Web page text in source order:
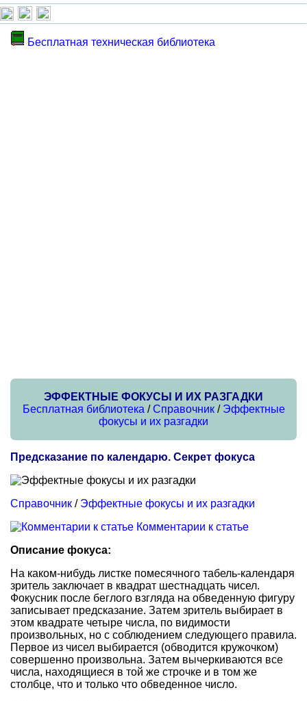
Бесплатная техническая библиотека
ЭФФЕКТНЫЕ ФОКУСЫ И ИХ РАЗГАДКИ
Бесплатная библиотека /Справочник/ Эффектные
фокусы и их разгадки
Предсказание по календарю. Секрет фокуса
Справочник / Эффектные фокусы и их разгадки
Комментарии к статье
Описание фокуса:
На каком-нибудь листке помесячного табель-календаря
зритель заключает в квадрат шестнадцать чисел.
Фокусник после беглого взгляда на обведенную фигуру
записывает предсказание. Затем зритель выбирает в
этом квадрате четыре числа, по видимости
произвольных, но с соблюдением следующего правила.
Первое из чисел выбирается (обводится кружочком)
совершенно произвольна. Затем вычеркиваются все
числа, находящиеся в той же строчке и в том же
столбце, что и только что обведенное число.